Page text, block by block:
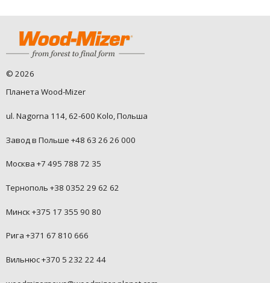
© 2026
Планета Wood-Mizer
ul. Nagorna 114, 62-600 Kolo, Польша
Завод в Польше +48 63 26 26 000
Москва +7 495 788 72 35
Тернополь +38 0352 29 62 62
Минск +375 17 355 90 80
Рига +371 67 810 666
Вильнюс +370 5 232 22 44